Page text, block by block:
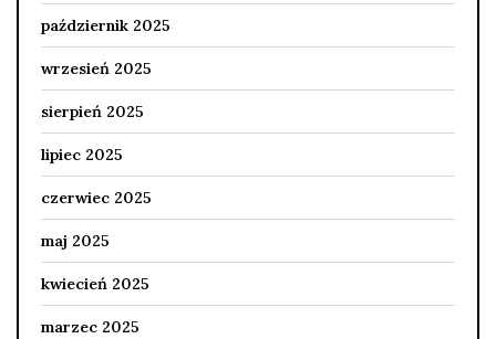
październik 2025
wrzesień 2025
sierpień 2025
lipiec 2025
czerwiec 2025
maj 2025
kwiecień 2025
marzec 2025